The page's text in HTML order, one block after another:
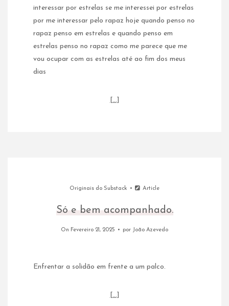
interessar por estrelas se me interessei por estrelas
por me interessar pelo rapaz hoje quando penso no
rapaz penso em estrelas e quando penso em
estrelas penso no rapaz como me parece que me
vou ocupar com as estrelas até ao fim dos meus
dias
[…]
Originais do Substack Article
Só e bem acompanhado.
On Fevereiro 21, 2025 por João Azevedo
Enfrentar a solidão em frente a um palco.
[…]